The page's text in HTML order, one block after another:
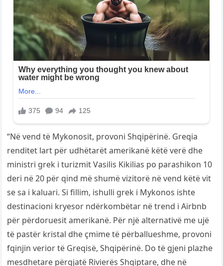
“Në vend të Mykonosit, provoni Shqipërinë. Greqia
renditet lart për udhëtarët amerikanë këtë verë dhe
ministri grek i turizmit Vasilis Kikilias po parashikon 10
deri në 20 për qind më shumë vizitorë në vend këtë vit
se sa i kaluari. Si fillim, ishulli grek i Mykonos ishte
destinacioni kryesor ndërkombëtar në trend i Airbnb
për përdoruesit amerikanë. Për një alternativë me ujë
të pastër kristal dhe çmime të përballueshme, provoni
fqinjin verior të Greqisë, Shqipërinë. Do të gjeni plazhe
mesdhetare përgjatë Rivierës Shqiptare, dhe në